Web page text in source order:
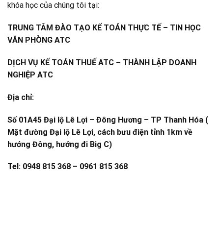
khóa học của chúng tôi tại:
TRUNG TÂM ĐÀO TẠO KẾ TOÁN THỰC TẾ – TIN HỌC
VĂN PHÒNG ATC
DỊCH VỤ KẾ TOÁN THUẾ ATC – THÀNH LẬP DOANH
NGHIỆP ATC
Địa chỉ:
Số 01A45 Đại lộ Lê Lợi – Đông Hương – TP Thanh Hóa (
Mặt đường Đại lộ Lê Lợi, cách bưu điện tỉnh 1km về
hướng Đông, hướng đi Big C)
Tel: 0948 815 368 – 0961 815 368